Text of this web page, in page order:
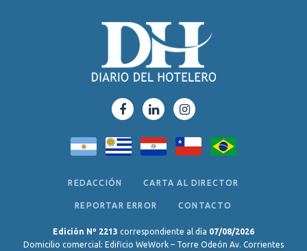
REDACCIÓN CARTA AL DIRECTOR
REPORTAR ERROR CONTACTO
Edición Nº 2213 correspondiente al día 07/08/2026
Domicilio comercial: Edificio WeWork – Torre Odeón Av. Corrientes